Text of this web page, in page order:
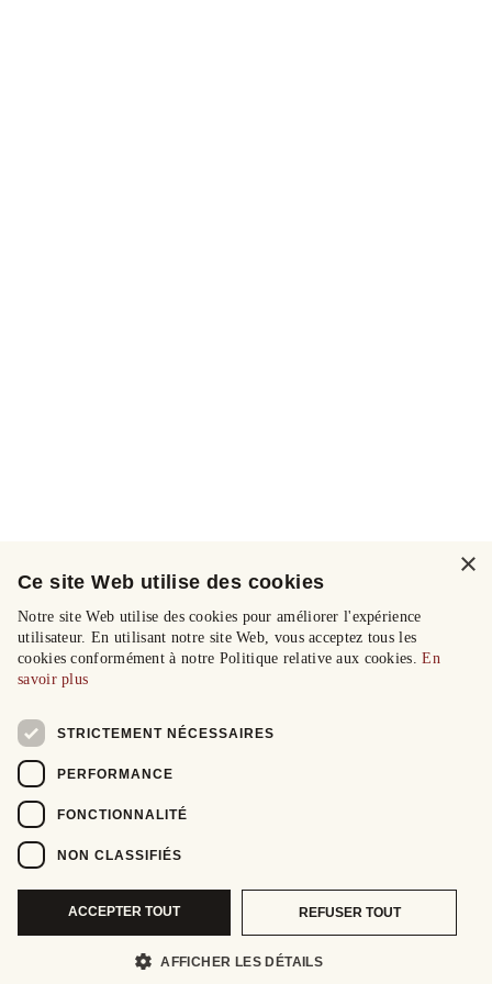
×
Ce site Web utilise des cookies
Notre site Web utilise des cookies pour améliorer l'expérience
utilisateur. En utilisant notre site Web, vous acceptez tous les
cookies conformément à notre Politique relative aux cookies.En
savoir plus
STRICTEMENT NÉCESSAIRES
PERFORMANCE
FONCTIONNALITÉ
NON CLASSIFIÉS
ACCEPTER TOUT REFUSER TOUT
AFFICHER LES DÉTAILS